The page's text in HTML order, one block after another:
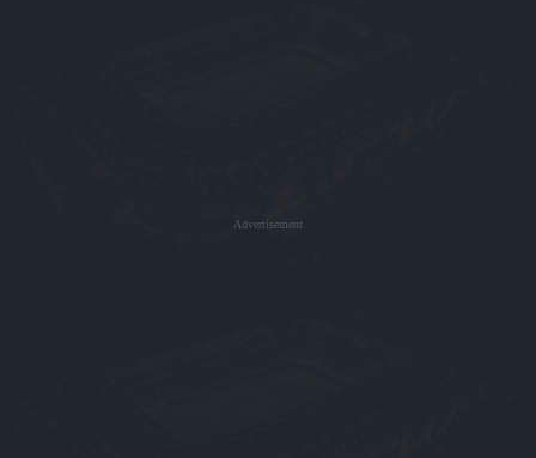
Advertisement